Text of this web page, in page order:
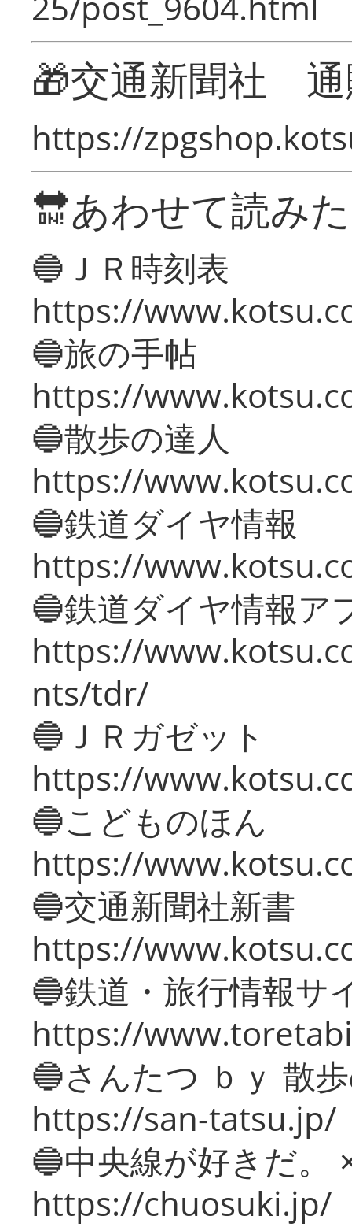
🎁交通新聞社
https://
🔛あわせて読み
🔵ＪＲ時刻表
https://
🔵旅の手帖
https://
🔵散歩の達人
https://
🔵鉄道ダイヤ情報
https://
🔵鉄道ダイヤ情報ア
https://
nts/tdr/
🔵ＪＲガゼット
https://
🔵こどものほん
https://
🔵交通新聞社新書
https://
🔵鉄道・旅行情報サ
https://
🔵さんたつ ｂｙ 散
https://san-tatsu.jp/
🔵中央線が好きだ。
https://chuosuki.jp/